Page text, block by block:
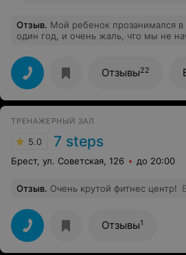
Отзыв. Мой ребенок прозанимался
один год, и очень жаль, что мы не
На занятиях очень доброжелательная
атмосфера, не смотря на то, что
требовательно относится к
упражнений и движений. Очень
словами благодарность тренеру, ту
эмоции и чувства, переполняющие
свою маленькую звездочку на сцене,
концерте. Огромное спасибо и
клубу!
Отзывы22
ТРЕНАЖЕРНЫЙ ЗАЛ
5.0 7 steps
Брест, ул. Советская, 126 до 20:00
Отзыв. Очень крутой фитнес центр!
Отзывы1